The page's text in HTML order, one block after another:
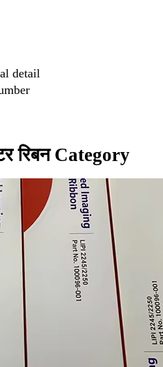
detail
रिबन Category